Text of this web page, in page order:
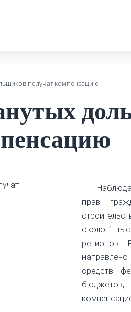
получат компенсацию
прав
около 1
регионов
средств